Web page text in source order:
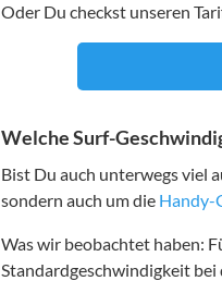
Oder Du checkst unseren
Welche Surf-
Bist Du auch unterwegs viel
sondern auch um die Handy-
Was wir beobachtet haben:
Standardgeschwindigkeit